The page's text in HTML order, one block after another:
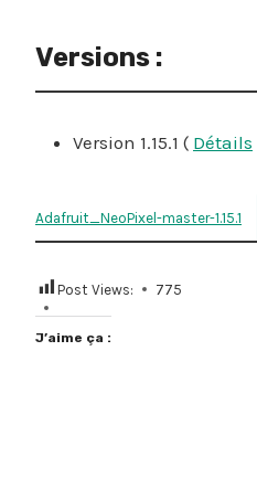
Versions :
Version 1.15.1 ( Détails
Adafruit_NeoPixel-master-1.15.1
Post Views: 775
J’aime ça :